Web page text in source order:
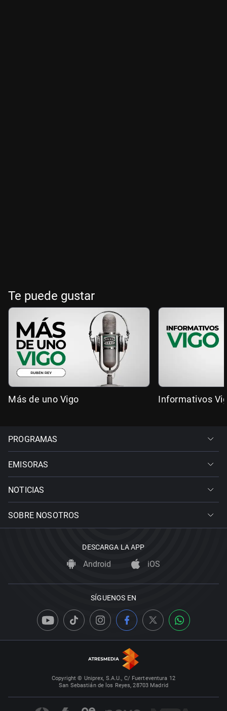
Te puede gustar
Más de uno Vigo Informativos
PROGRAMAS
EMISORAS
NOTICIAS
SOBRE NOSOTROS
DESCARGA LA APP
Android iOS
SÍGUENOS EN
Copyright © Uniprex, S.A.U., C/ Fuerteventura 12
San Sebastián de los Reyes, 28703 Madrid